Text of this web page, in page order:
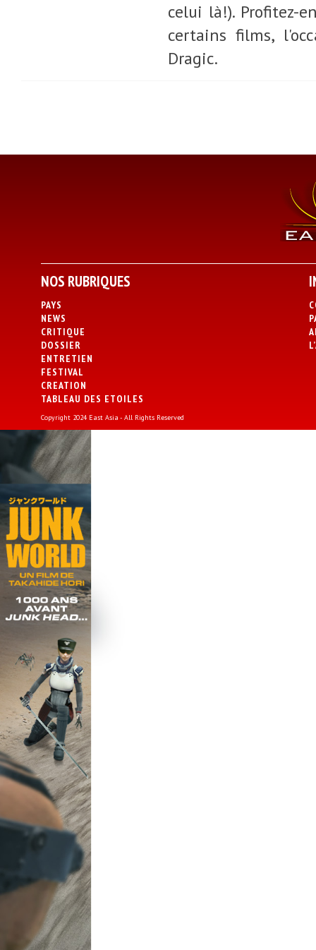
celui là!). Profitez-
certains films,
Dragic.
NOS RUBRIQUES
PAYS
NEWS
CRITIQUE
DOSSIER
ENTRETIEN
FESTIVAL
CREATION
TABLEAU DES ETOILES
Copyright 2024 East Asia - All Rights Reserved